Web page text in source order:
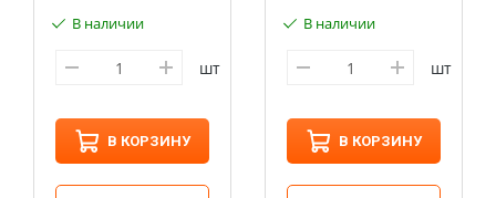
В наличии
шт
В КОРЗИНУ
В наличии
шт
В КОРЗИНУ